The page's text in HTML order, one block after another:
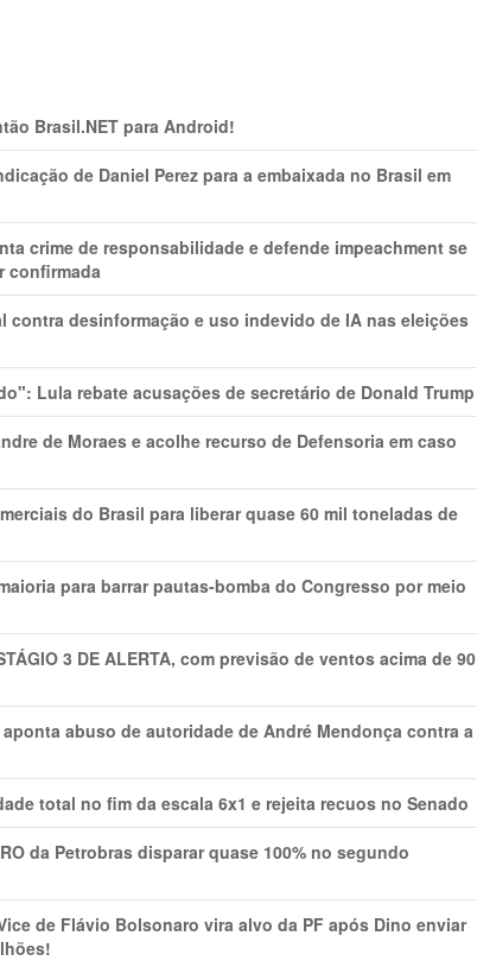
Brasil.NET para Android!
de Daniel Perez para a embaixada no Brasil em
crime de responsabilidade e defende impeachment se
confirmada
contra desinformação e uso indevido de IA nas eleições
Lula rebate acusações de secretário de Donald Trump
de Moraes e acolhe recurso de Defensoria em caso
do Brasil para liberar quase 60 mil toneladas de
para barrar pautas-bomba do Congresso por meio
3 DE ALERTA, com previsão de ventos acima de 90
abuso de autoridade de André Mendonça contra a
total no fim da escala 6x1 e rejeita recuos no Senado
da Petrobras disparar quase 100% no segundo
de Flávio Bolsonaro vira alvo da PF após Dino enviar